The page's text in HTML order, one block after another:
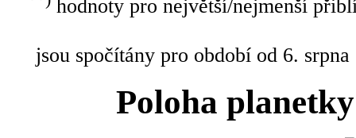
hodnoty pro největší/nejmenší
jsou spočítány pro období od 6.
Poloha